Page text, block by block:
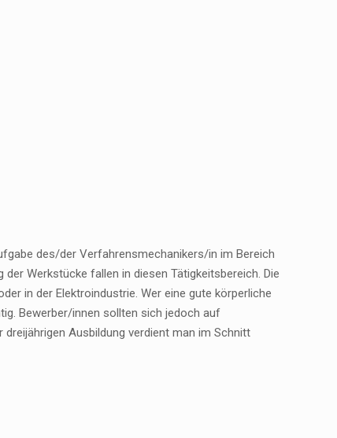
des/der Verfahrensmechanikers/in im Bereich
Werkstücke fallen in diesen Tätigkeitsbereich. Die
in der Elektroindustrie. Wer eine gute körperliche
Bewerber/innen sollten sich jedoch auf
Ausbildung verdient man im Schnitt